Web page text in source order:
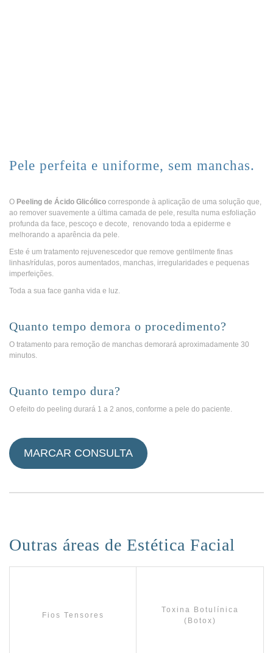
Pele perfeita e uniforme, sem manchas.
O Peeling de Ácido Glicólico corresponde à aplicação de uma solução que,
ao remover suavemente a última camada de pele, resulta numa esfoliação
profunda da face, pescoço e decote, renovando toda a epiderme e
melhorando a aparência da pele.
Este é um tratamento rejuvenescedor que remove gentilmente finas
linhas/rídulas, poros aumentados, manchas, irregularidades e pequenas
imperfeições.
Toda a sua face ganha vida e luz.
Quanto tempo demora o procedimento?
O tratamento para remoção de manchas demorará aproximadamente 30
minutos.
Quanto tempo dura?
O efeito do peeling durará 1 a 2 anos, conforme a pele do paciente.
MARCAR CONSULTA
Outras áreas de Estética Facial
Fios Tensores
Toxina Botulínica
(Botox)